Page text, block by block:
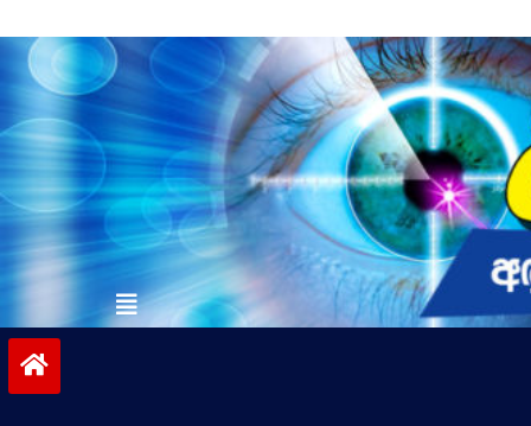
to
contentvinivida.lk